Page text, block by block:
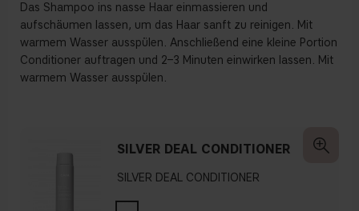
Das Shampoo ins nasse Haar einmassieren und
aufschäumen lassen, um das Haar sanft zu reinigen. Mit
warmem Wasser ausspülen. Anschließend eine kleine Portion
Conditioner auftragen und 2–3 Minuten einwirken lassen. Mit
warmem Wasser ausspülen.
SILVER DEAL CONDITIONER
SILVER DEAL CONDITIONER